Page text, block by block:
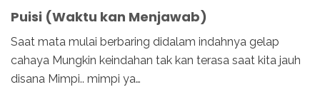
Puisi (Waktu kan Menjawab)
Saat mata mulai berbaring didalam indahnya gelap
cahaya Mungkin keindahan tak kan terasa saat kita jauh
disana Mimpi.. mimpi ya…